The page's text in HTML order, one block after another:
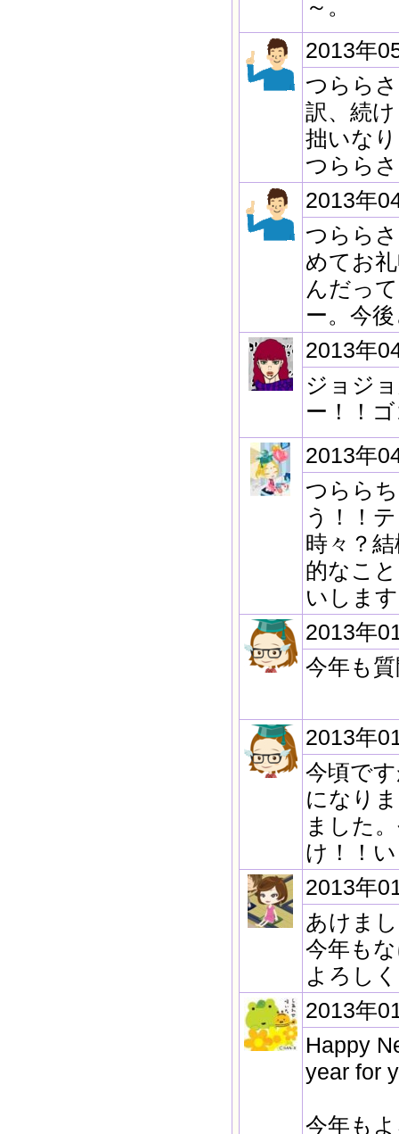
～。
2013年
つらら
訳、続
拙いな
つらら
2013年
つらら
めてお
んだっ
ー。今
2013年
ジョジ
ー！！
2013年
つらら
う！！
時々？
的なこ
いしま
2013年
今年も
2013年
今頃で
になり
ました
け！！
2013年
あけま
今年も
よろし
2013年
Happy
year for
今年も